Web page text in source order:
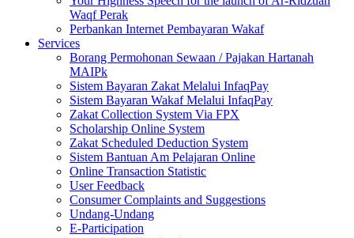
Waqf Perak
Perbankan Internet Pembayaran Wakaf
Services
Borang Permohonan Sewaan / Pajakan Hartanah
MAIPk
Sistem Bayaran Zakat Melalui InfaqPay
Sistem Bayaran Wakaf Melalui InfaqPay
Zakat Collection System Via FPX
Scholarship Online System
Zakat Scheduled Deduction System
Sistem Bantuan Am Pelajaran Online
Online Transaction Statistic
User Feedback
Consumer Complaints and Suggestions
Undang-Undang
E-Participation